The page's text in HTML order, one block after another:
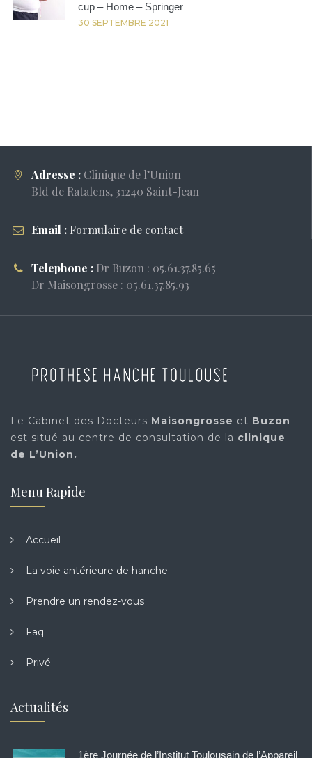
cup – Home – Springer
30 SEPTEMBRE 2021
Adresse : Clinique de l’Union
Bld de Ratalens, 31240 Saint-Jean
Email : Formulaire de contact
Telephone : Dr Buzon : 05.61.37.85.65
Dr Maisongrosse : 05.61.37.85.93
Le Cabinet des Docteurs Maisongrosse et Buzon
est situé au centre de consultation de la clinique
de L’Union.
Menu Rapide
Accueil
La voie antérieure de hanche
Prendre un rendez-vous
Faq
Privé
Actualités
1ère Journée de l’Institut Toulousain de l’Appareil